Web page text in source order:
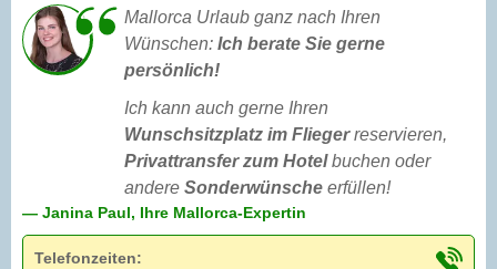
Mallorca Urlaub ganz nach Ihren
Wünschen: Ich berate Sie gerne
persönlich!
Ich kann auch gerne Ihren
Wunschsitzplatz im Fliegerreservieren,
Privattransfer zum Hotelbuchen oder
andere Sonderwünsche erfüllen!
— Janina Paul, Ihre Mallorca-Expertin
Telefonzeiten: